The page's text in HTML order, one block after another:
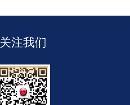
关注我们